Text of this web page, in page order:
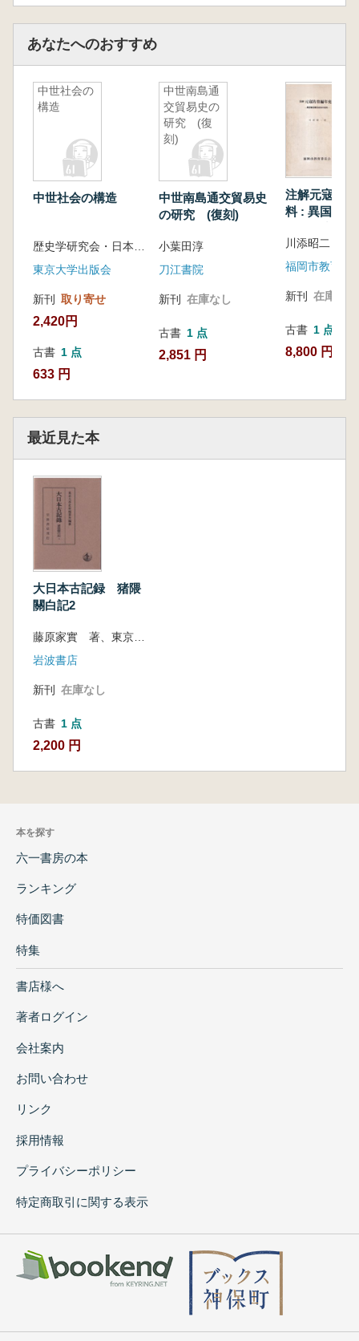
あなたへのおすすめ
中世社会の
構造
中世社会の構造
東京大学出版会
新刊 取り寄せ
2,420円
古書 1 点
633 円
中世南島通
交貿易史の
研究 (復
刻)
中世南島通交貿易史
の研究 (復刻)
小葉田淳
刀江書院
新刊 在庫なし
古書 1 点
2,851 円
注解元寇防
料 : 異国警固
川添昭二 著
福岡市教育委
新刊 在庫なし
古書 1 点
8,800 円
最近見た本
大日本古記録 猪隈
關白記2
岩波書店
新刊 在庫なし
古書 1 点
2,200 円
本を探す
六一書房の本
ランキング
特価図書
特集
書店様へ
著者ログイン
会社案内
お問い合わせ
リンク
採用情報
プライバシーポリシー
特定商取引に関する表示